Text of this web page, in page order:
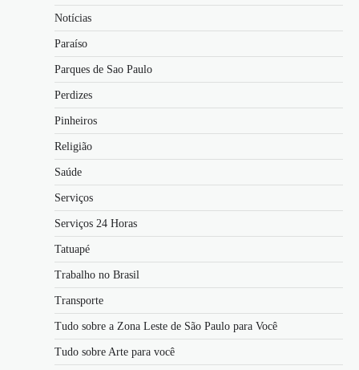
Notícias
Paraíso
Parques de Sao Paulo
Perdizes
Pinheiros
Religião
Saúde
Serviços
Serviços 24 Horas
Tatuapé
Trabalho no Brasil
Transporte
Tudo sobre a Zona Leste de São Paulo para Você
Tudo sobre Arte para você